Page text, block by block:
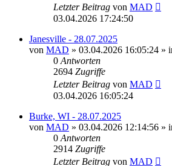
Letzter Beitrag von MAD
03.04.2026 17:24:50
Janesville - 28.07.2025
von MAD » 03.04.2026 16:05:24 »
0 Antworten
2694 Zugriffe
Letzter Beitrag von MAD
03.04.2026 16:05:24
Burke, WI - 28.07.2025
von MAD » 03.04.2026 12:14:56 »
0 Antworten
2914 Zugriffe
Letzter Beitrag von MAD